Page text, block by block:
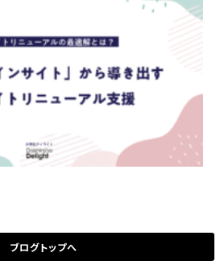
ブログトップへ